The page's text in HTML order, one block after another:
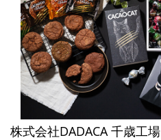
株式会社DADACA 千歳工場